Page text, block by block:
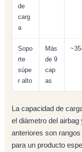
de
carg
a
Sopo
rte
súpe
r alto
Más
de 9
cap
as
La capacidad de
el diámetro del
anteriores son
para un producto